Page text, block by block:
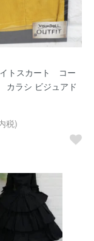
トスカート コー
ラシ ビジュアド
税)